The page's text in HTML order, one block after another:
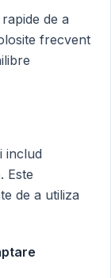
de a
frecvent
includ
Este
de a utiliza